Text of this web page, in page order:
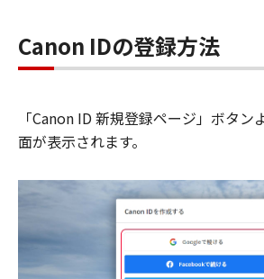
Canon IDの登録方法
「Canon ID 新規登録ページ」ボタン
面が表示されます。